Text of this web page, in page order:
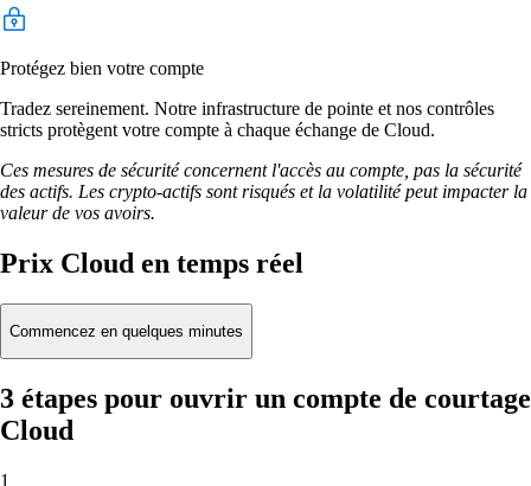
Protégez bien votre compte
Tradez sereinement. Notre infrastructure de pointe et nos contrôles
stricts protègent votre compte à chaque échange de Cloud.
Ces mesures de sécurité concernent l'accès au compte, pas la sécurité
des actifs. Les crypto-actifs sont risqués et la volatilité peut impacter la
valeur de vos avoirs.
Prix Cloud en temps réel
Commencez en quelques minutes
3 étapes pour ouvrir un compte de courtage
Cloud
1